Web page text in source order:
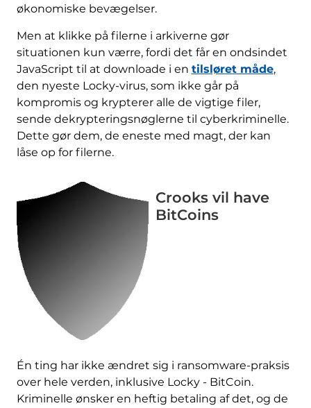
økonomiske bevægelser.
Men at klikke på filerne i arkiverne gør
situationen kun værre, fordi det får en ondsindet
JavaScript til at downloade i en tilsløret måde,
den nyeste Locky-virus, som ikke går på
kompromis og krypterer alle de vigtige filer,
sende dekrypteringsnøglerne til cyberkriminelle.
Dette gør dem, de eneste med magt, der kan
låse op for filerne.
Crooks vil have
BitCoins
Én ting har ikke ændret sig i ransomware-praksis
over hele verden, inklusive Locky - BitCoin.
Kriminelle ønsker en heftig betaling af det, og de